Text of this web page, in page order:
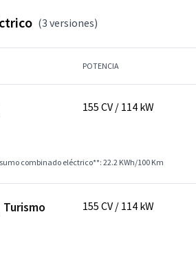
(3 versiones)
POTENCIA
155 CV / 114 kW
combinado eléctrico**: 22.2 KWh/100 Km
Turismo
155 CV / 114 kW